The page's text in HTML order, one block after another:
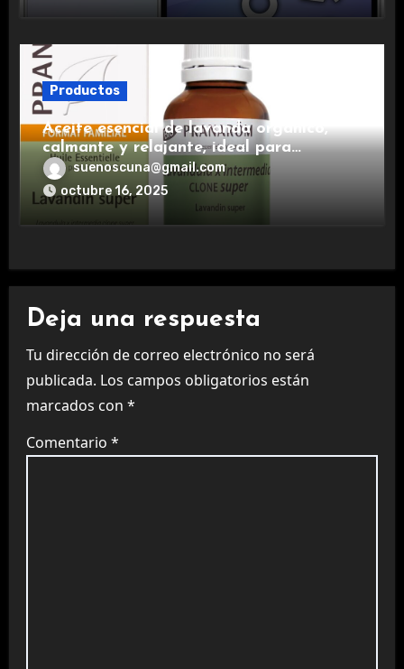
Productos
Aceite esencial de lavanda orgánico,
calmante y relajante, ideal para
aromaterapia.
suenoscuna@gmail.com
octubre 16, 2025
Deja una respuesta
Tu dirección de correo electrónico no será
publicada. Los campos obligatorios están
marcados con *
Comentario *